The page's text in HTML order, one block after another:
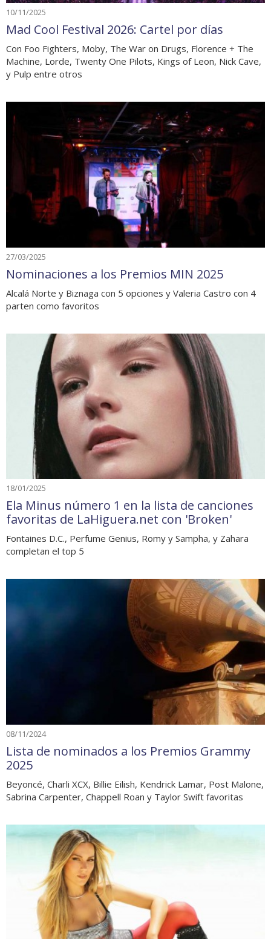
10/11/2025
Mad Cool Festival 2026: Cartel por días
Con Foo Fighters, Moby, The War on Drugs, Florence + The
Machine, Lorde, Twenty One Pilots, Kings of Leon, Nick Cave,
y Pulp entre otros
27/03/2025
Nominaciones a los Premios MIN 2025
Alcalá Norte y Biznaga con 5 opciones y Valeria Castro con 4
parten como favoritos
18/01/2025
Ela Minus número 1 en la lista de canciones
favoritas de LaHiguera.net con 'Broken'
Fontaines D.C., Perfume Genius, Romy y Sampha, y Zahara
completan el top 5
08/11/2024
Lista de nominados a los Premios Grammy
2025
Beyoncé, Charli XCX, Billie Eilish, Kendrick Lamar, Post Malone,
Sabrina Carpenter, Chappell Roan y Taylor Swift favoritas